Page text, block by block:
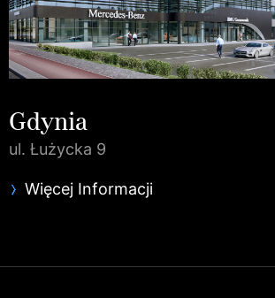
Gdynia
ul. Łużycka 9
Więcej Informacji